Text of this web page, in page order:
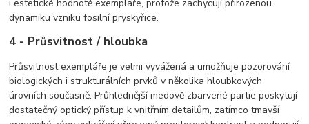
i estetické hodnotě exempláře, protože zachycují přirozenou
dynamiku vzniku fosilní pryskyřice.
4 - Průsvitnost / hloubka
Průsvitnost exempláře je velmi vyvážená a umožňuje pozorování
biologických i strukturálních prvků v několika hloubkových
úrovních současně. Průhlednější medově zbarvené partie poskytují
dostatečný optický přístup k vnitřním detailům, zatímco tmavší